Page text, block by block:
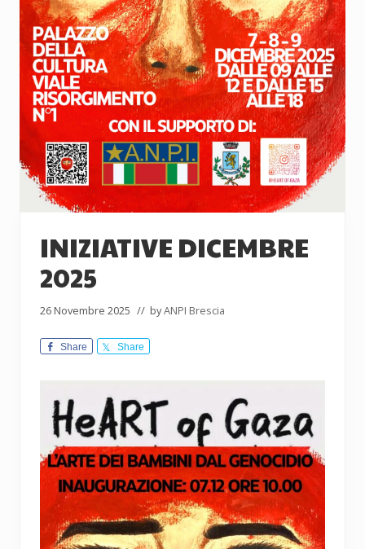
INIZIATIVE DICEMBRE
2025
26 Novembre 2025 // byANPI Brescia
Share Share